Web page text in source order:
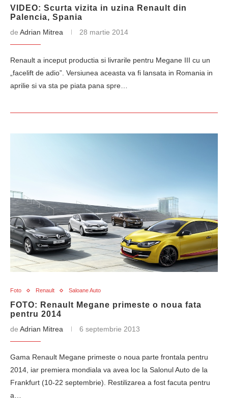
VIDEO: Scurta vizita in uzina Renault din
Palencia, Spania
de Adrian Mitrea 28 martie 2014
Renault a inceput productia si livrarile pentru Megane III cu un
„facelift de adio”. Versiunea aceasta va fi lansata in Romania in
aprilie si va sta pe piata pana spre…
Foto Renault Saloane Auto
FOTO: Renault Megane primeste o noua fata
pentru 2014
de Adrian Mitrea 6 septembrie 2013
Gama Renault Megane primeste o noua parte frontala pentru
2014, iar premiera mondiala va avea loc la Salonul Auto de la
Frankfurt (10-22 septembrie). Restilizarea a fost facuta pentru
a…